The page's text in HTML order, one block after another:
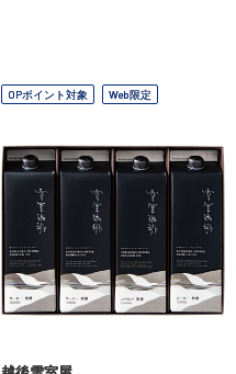
OPポイント対象 Web限定